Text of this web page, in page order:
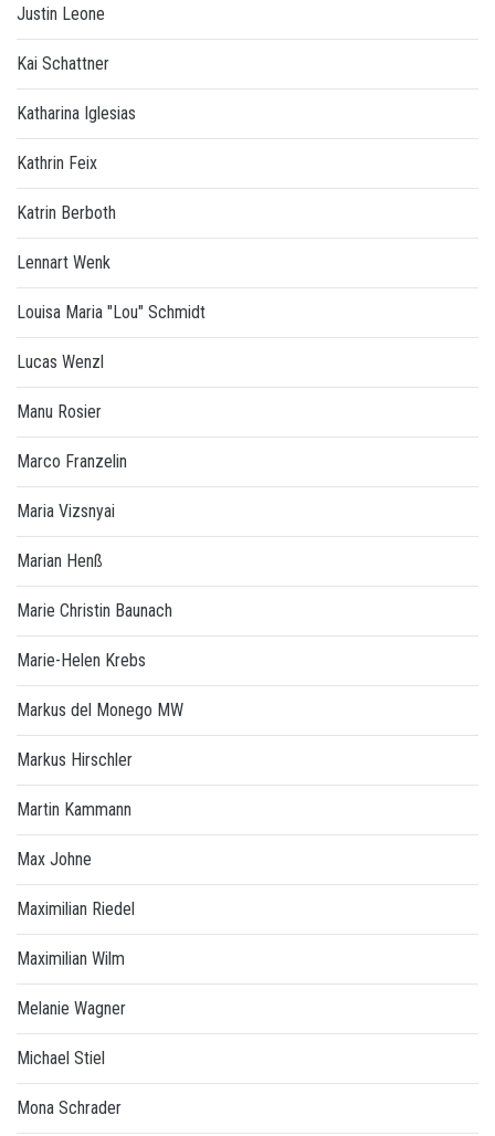
Justin Leone
Kai Schattner
Katharina Iglesias
Kathrin Feix
Katrin Berboth
Lennart Wenk
Louisa Maria "Lou" Schmidt
Lucas Wenzl
Manu Rosier
Marco Franzelin
Maria Vizsnyai
Marian Henß
Marie Christin Baunach
Marie-Helen Krebs
Markus del Monego MW
Markus Hirschler
Martin Kammann
Max Johne
Maximilian Riedel
Maximilian Wilm
Melanie Wagner
Michael Stiel
Mona Schrader